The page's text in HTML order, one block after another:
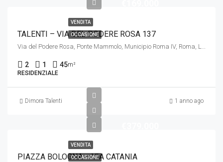
VENDITA
OCCASIONE
TALENTI – VIA DEL PODERE ROSA 137
Via del Podere Rosa, Ponte Mammolo, Municipio Roma IV, Roma, Lazio, 00137, Italia
2 1 45m²
RESIDENZIALE
Dimora Talenti 1 anno ago
VENDITA
OCCASIONE
PIAZZA BOLOGNA – VIA CATANIA